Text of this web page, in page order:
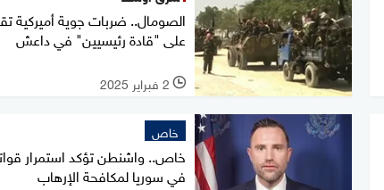
الصومال.. ضربات جوية أميركية
على "قادة رئيسيين" في داعش
l 2 فبراير 2025
خاص
خاص.. واشنطن تؤكد استمرار
في سوريا لمكافحة الإرهاب